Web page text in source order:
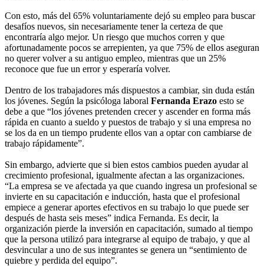
Con esto, más del 65% voluntariamente dejó su empleo para buscar
desafíos nuevos, sin necesariamente tener la certeza de que
encontraría algo mejor. Un riesgo que muchos corren y que
afortunadamente pocos se arrepienten, ya que 75% de ellos aseguran
no querer volver a su antiguo empleo, mientras que un 25%
reconoce que fue un error y esperaría volver.
Dentro de los trabajadores más dispuestos a cambiar, sin duda están
los jóvenes. Según la psicóloga laboral Fernanda Erazo esto se
debe a que “los jóvenes pretenden crecer y ascender en forma más
rápida en cuanto a sueldo y puestos de trabajo y si una empresa no
se los da en un tiempo prudente ellos van a optar con cambiarse de
trabajo rápidamente”.
Sin embargo, advierte que si bien estos cambios pueden ayudar al
crecimiento profesional, igualmente afectan a las organizaciones.
“La empresa se ve afectada ya que cuando ingresa un profesional se
invierte en su capacitación e inducción, hasta que el profesional
empiece a generar aportes efectivos en su trabajo lo que puede ser
después de hasta seis meses” indica Fernanda. Es decir, la
organización pierde la inversión en capacitación, sumado al tiempo
que la persona utilizó para integrarse al equipo de trabajo, y que al
desvincular a uno de sus integrantes se genera un “sentimiento de
quiebre y perdida del equipo”.